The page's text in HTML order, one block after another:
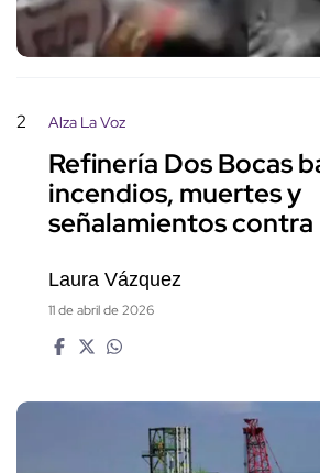
2 Alza La Voz
Refinería Dos Bocas
incendios, muertes y
señalamientos contra
Laura Vázquez
11 de abril de 2026